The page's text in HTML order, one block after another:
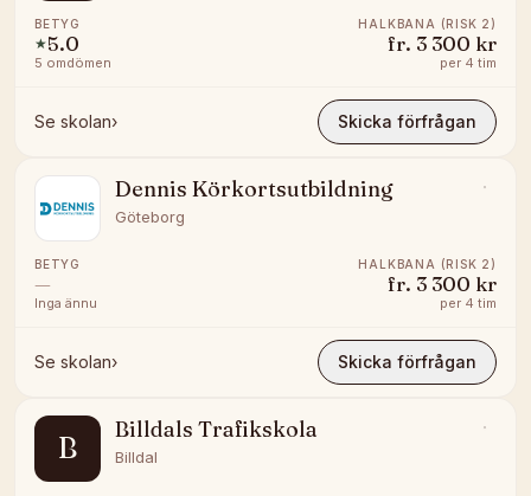
BETYG
★5.0
5 omdömen
HALKBANA (RISK 2)
fr. 3 300 kr
per 4 tim
Se skolan› Skicka förfrågan
Dennis Körkortsutbildning
Göteborg
BETYG
—
Inga ännu
HALKBANA (RISK 2)
fr. 3 300 kr
per 4 tim
Se skolan› Skicka förfrågan
B
Billdals Trafikskola
Billdal